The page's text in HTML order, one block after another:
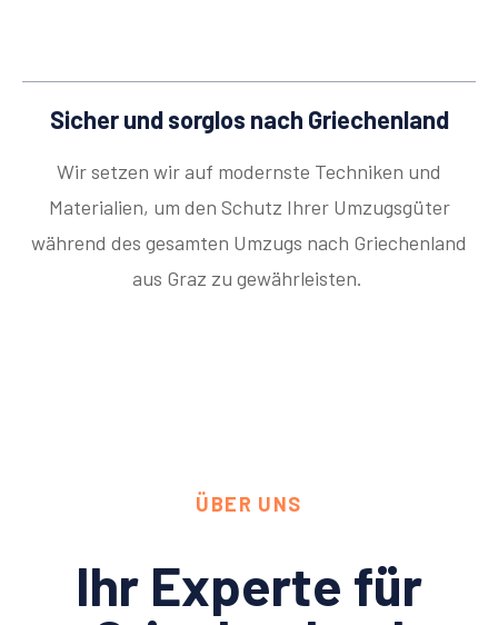
Sicher und sorglos nach Griechenland
Wir setzen wir auf modernste Techniken und
Materialien, um den Schutz Ihrer Umzugsgüter
während des gesamten Umzugs nach Griechenland
aus Graz zu gewährleisten.
ÜBER UNS
Ihr Experte für